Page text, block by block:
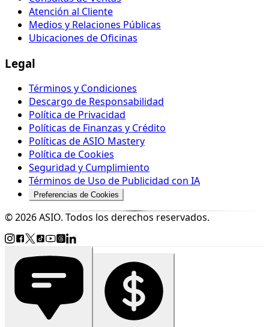
Atención al Cliente
Medios y Relaciones Públicas
Ubicaciones de Oficinas
Legal
Términos y Condiciones
Descargo de Responsabilidad
Política de Privacidad
Políticas de Finanzas y Crédito
Políticas de ASIO Mastery
Política de Cookies
Seguridad y Cumplimiento
Términos de Uso de Publicidad con IA
Preferencias de Cookies
© 2026 ASIO. Todos los derechos reservados.